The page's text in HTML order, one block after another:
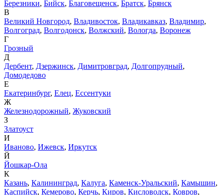
Березники, Бийск, Благовещенск, Братск, Брянск
В
Великий Новгород, Владивосток, Владикавказ, Владимир,
Волгоград, Волгодонск, Волжский, Вологда, Воронеж
Г
Грозный
Д
Дербент, Дзержинск, Димитровград, Долгопрудный,
Домодедово
Е
Екатеринбург, Елец, Ессентуки
Ж
Железнодорожный, Жуковский
З
Златоуст
И
Иваново, Ижевск, Иркутск
Й
Йошкар-Ола
К
Казань, Калининград, Калуга, Каменск-Уральский, Камышин,
Каспийск, Кемерово, Керчь, Киров, Кисловодск, Ковров,